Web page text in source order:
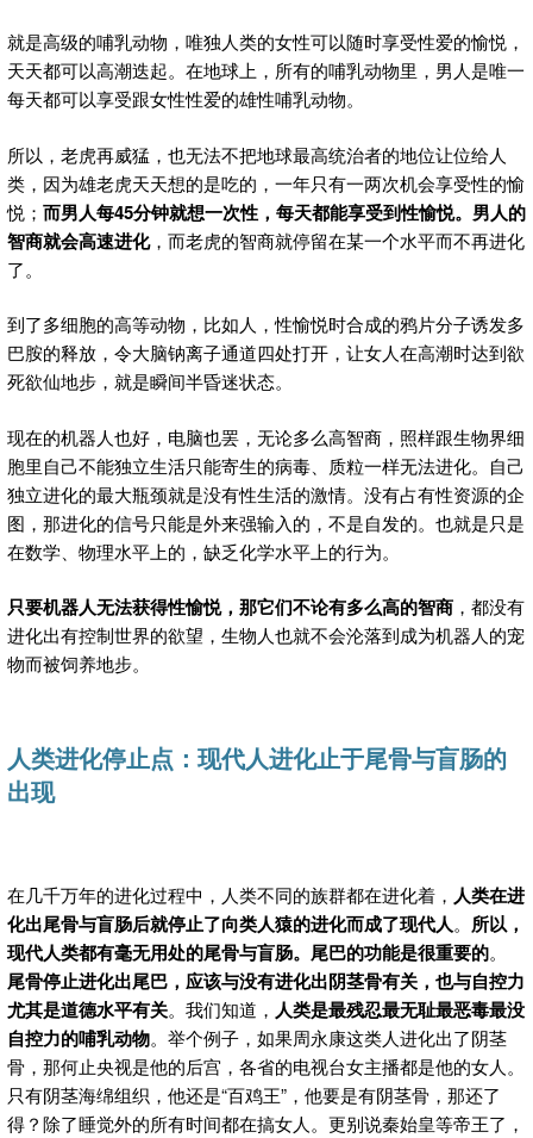
就是高级的哺乳动物，唯独人类的女性可以随时享受性爱的愉悦，
天天都可以高潮迭起。在地球上，所有的哺乳动物里，男人是唯一
每天都可以享受跟女性性爱的雄性哺乳动物。
所以，老虎再威猛，也无法不把地球最高统治者的地位让位给人
类，因为雄老虎天天想的是吃的，一年只有一两次机会享受性的愉
悦； 而男人每45分钟就想一次性，每天都能享受到性愉悦。男人的
智商就会高速进化，而老虎的智商就停留在某一个水平而不再进化
了。
到了多细胞的高等动物，比如人，性愉悦时合成的鸦片分子诱发多
巴胺的释放，令大脑钠离子通道四处打开，让女人在高潮时达到欲
死欲仙地步，就是瞬间半昏迷状态。
现在的机器人也好，电脑也罢，无论多么高智商，照样跟生物界细
胞里自己不能独立生活只能寄生的病毒、质粒一样无法进化。自己
独立进化的最大瓶颈就是没有性生活的激情。没有占有性资源的企
图，那进化的信号只能是外来强输入的，不是自发的。也就是只是
在数学、物理水平上的，缺乏化学水平上的行为。
只要机器人无法获得性愉悦，那它们不论有多么高的智商 ，都没有
进化出有控制世界的欲望，生物人也就不会沦落到成为机器人的宠
物而被饲养地步。
人类进化停止点：现代人进化止于尾骨与盲肠的
出现
在几千万年的进化过程中，人类不同的族群都在进化着， 人类在进
化出尾骨与盲肠后就停止了向类人猿的进化而成了现代人。 所以，
现代人类都有毫无用处的尾骨与盲肠。尾巴的功能是很重要的。
尾骨停止进化出尾巴，应该与没有进化出阴茎骨有关，也与自控力
尤其是道德水平有关。我们知道， 人类是最残忍最无耻最恶毒最没
自控力的哺乳动物。举个例子，如果周永康这类人进化出了阴茎
骨，那何止央视是他的后宫，各省的电视台女主播都是他的女人。
只有阴茎海绵组织，他还是“百鸡王”，他要是有阴茎骨，那还了
得？除了睡觉外的所有时间都在搞女人。更别说秦始皇等帝王了，